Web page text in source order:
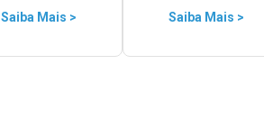
Saiba Mais > Saiba Mais >